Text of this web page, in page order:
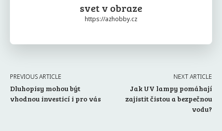
svet v obraze
https://azhobby.cz
PREVIOUS ARTICLE
Dluhopisy mohou být
vhodnou investicí i pro vás
NEXT ARTICLE
Jak UV lampy pomáhají
zajistit čistou a bezpečnou
vodu?